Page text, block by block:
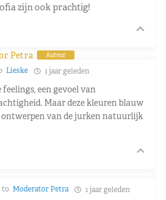
zijn ook prachtig!
Petra Auteur
Lieske 1 jaar geleden
een gevoel van
Maar deze kleuren blauw
ontwerpen van de jurken natuurlijk
to Moderator Petra 1 jaar geleden